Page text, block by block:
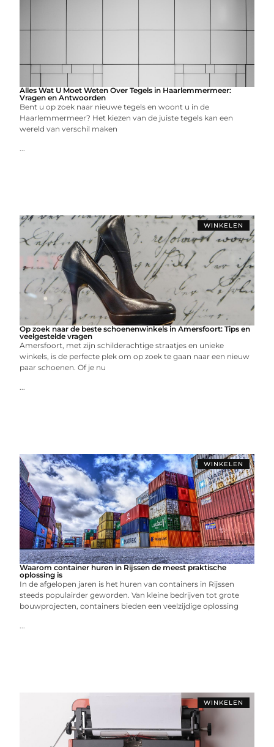
Alles Wat U Moet Weten Over Tegels in Haarlemmermeer:
Vragen en Antwoorden
Bent u op zoek naar nieuwe tegels en woont u in de
Haarlemmermeer? Het kiezen van de juiste tegels kan een
wereld van verschil maken
...
WINKELEN
Op zoek naar de beste schoenenwinkels in Amersfoort: Tips en
veelgestelde vragen
Amersfoort, met zijn schilderachtige straatjes en unieke
winkels, is de perfecte plek om op zoek te gaan naar een nieuw
paar schoenen. Of je nu
...
WINKELEN
Waarom container huren in Rijssen de meest praktische
oplossing is
In de afgelopen jaren is het huren van containers in Rijssen
steeds populairder geworden. Van kleine bedrijven tot grote
bouwprojecten, containers bieden een veelzijdige oplossing
...
WINKELEN